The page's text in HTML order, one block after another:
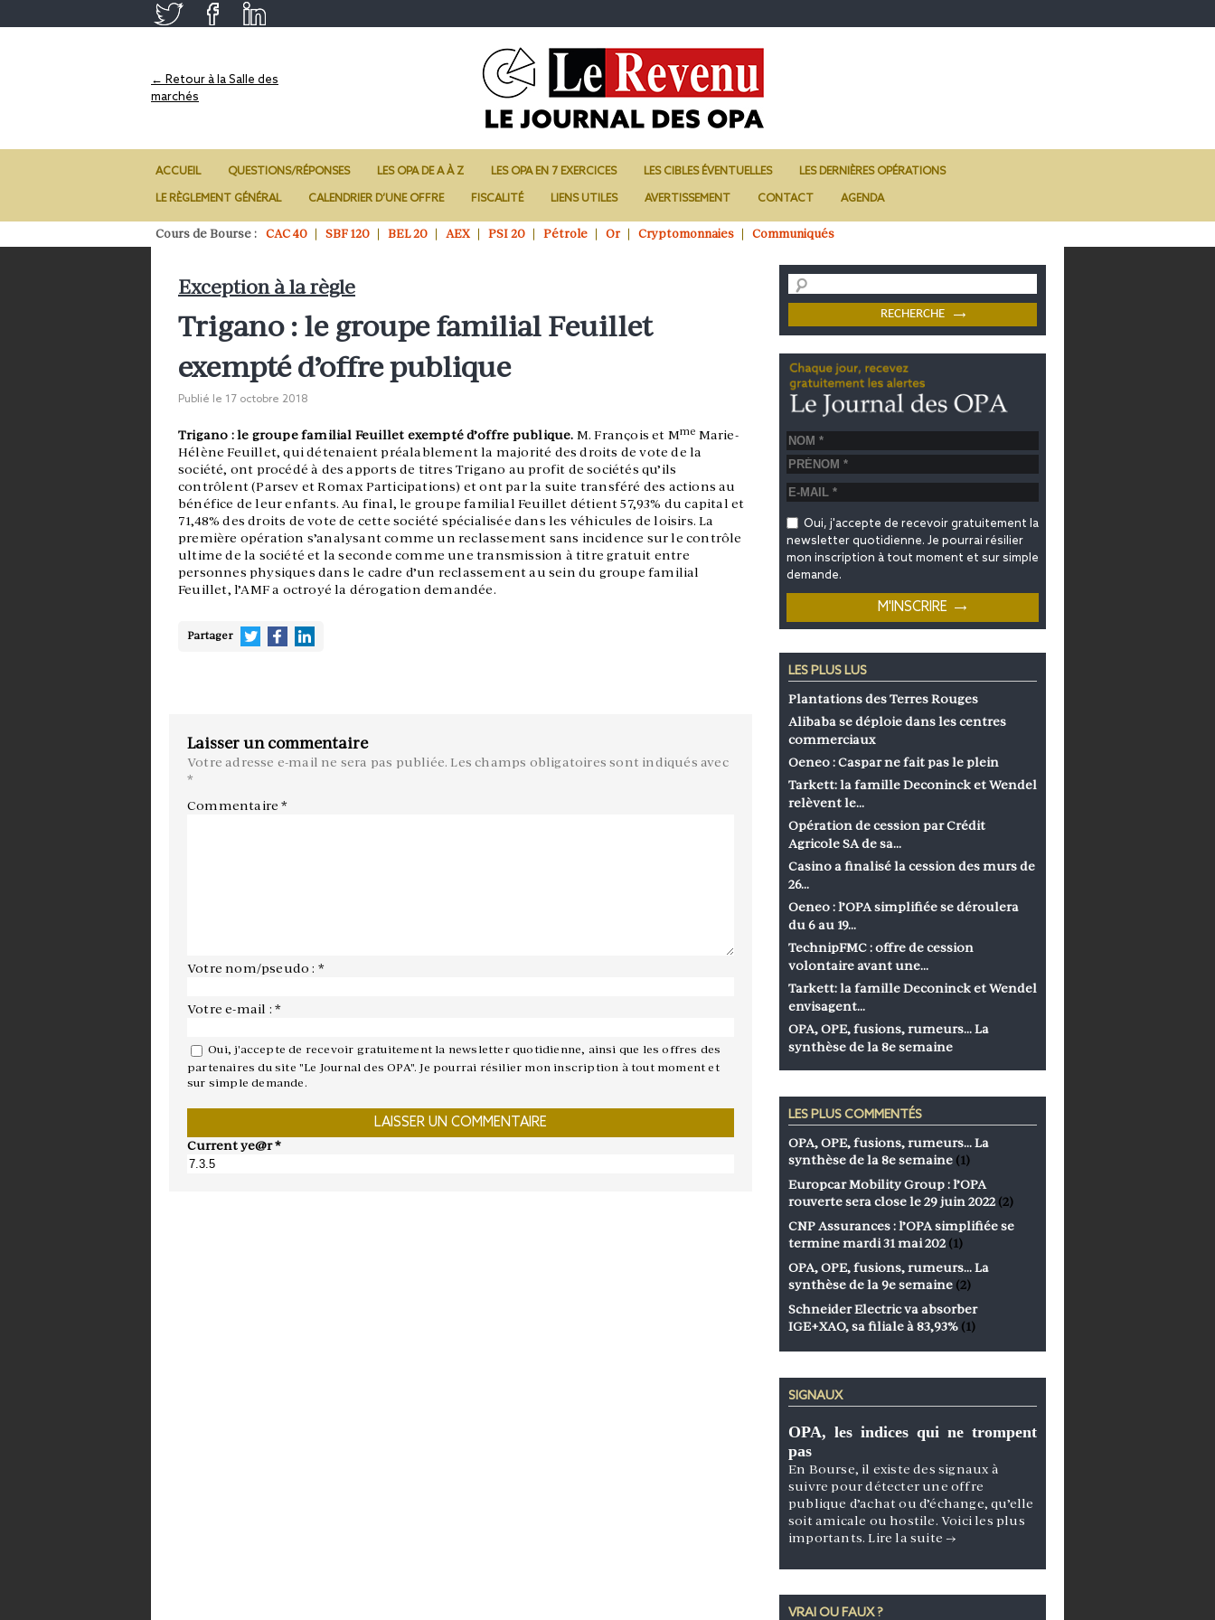
← Retour à la Salle des
marchés
ACCUEIL QUESTIONS/RÉPONSES LES OPA DE A À Z LES OPA EN 7 EXERCICES LES CIBLES ÉVENTUELLES LES DERNIÈRES OPÉRATIONS
LE RÈGLEMENT GÉNÉRAL CALENDRIER D’UNE OFFRE FISCALITÉ LIENS UTILES AVERTISSEMENT CONTACT AGENDA
Cours de Bourse : CAC 40 SBF 120 BEL 20 AEX PSI 20 Pétrole Or Cryptomonnaies Communiqués
Exception à la règle
Trigano : le groupe familial Feuillet
exempté d’offre publique
Publié le 17 octobre 2018
Trigano : le groupe familial Feuillet exempté d’offre publique. M. François et Mme Marie-
Hélène Feuillet, qui détenaient préalablement la majorité des droits de vote de la
société, ont procédé à des apports de titres Trigano au profit de sociétés qu’ils
contrôlent (Parsev et Romax Participations) et ont par la suite transféré des actions au
bénéfice de leur enfants. Au final, le groupe familial Feuillet détient 57,93% du capital et
71,48% des droits de vote de cette société spécialisée dans les véhicules de loisirs. La
première opération s’analysant comme un reclassement sans incidence sur le contrôle
ultime de la société et la seconde comme une transmission à titre gratuit entre
personnes physiques dans le cadre d’un reclassement au sein du groupe familial
Feuillet, l’AMF a octroyé la dérogation demandée.
Partager
Laisser un commentaire
Votre adresse e-mail ne sera pas publiée. Les champs obligatoires sont indiqués avec
*
Commentaire*
Votre nom/pseudo : *
Votre e-mail : *
Oui, j'accepte de recevoir gratuitement la newsletter quotidienne, ainsi que les offres des
partenaires du site "Le Journal des OPA". Je pourrai résilier mon inscription à tout moment et
sur simple demande.
Current ye@r*
Oui, j'accepte de recevoir gratuitement la
newsletter quotidienne. Je pourrai résilier
mon inscription à tout moment et sur simple
demande.
LES PLUS LUS
Plantations des Terres Rouges
Alibaba se déploie dans les centres
commerciaux
Oeneo : Caspar ne fait pas le plein
Tarkett: la famille Deconinck et Wendel
relèvent le…
Opération de cession par Crédit
Agricole SA de sa…
Casino a finalisé la cession des murs de
26…
Oeneo : l’OPA simplifiée se déroulera
du 6 au 19…
TechnipFMC : offre de cession
volontaire avant une…
Tarkett: la famille Deconinck et Wendel
envisagent…
OPA, OPE, fusions, rumeurs… La
synthèse de la 8e semaine
LES PLUS COMMENTÉS
OPA, OPE, fusions, rumeurs… La
synthèse de la 8e semaine (1)
Europcar Mobility Group : l’OPA
rouverte sera close le 29 juin 2022 (2)
CNP Assurances : l’OPA simplifiée se
termine mardi 31 mai 202 (1)
OPA, OPE, fusions, rumeurs… La
synthèse de la 9e semaine (2)
Schneider Electric va absorber
IGE+XAO, sa filiale à 83,93% (1)
SIGNAUX
OPA, les indices qui ne trompent
pas
En Bourse, il existe des signaux à
suivre pour détecter une offre
publique d’achat ou d’échange, qu’elle
soit amicale ou hostile. Voici les plus
importants.Lire la suite →
VRAI OU FAUX ?